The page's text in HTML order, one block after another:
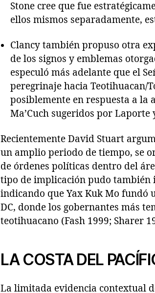
Stone cree que fue
ellos mismos separadamente,
Clancy también propuso otra
de los signos y emblemas
especuló más adelante que el
peregrinaje hacia Teotihuacan/
posiblemente en respuesta a
Ma’Cuch sugeridos por Laporte
Recientemente David Stuart
un amplio periodo de tiempo, se
de órdenes políticas dentro del
tipo de implicación pudo también
indicando que Yax Kuk Mo fundó
DC, donde los gobernantes más
teotihuacano (Fash 1999; Sharer
LA COSTA DEL
La limitada evidencia contextual